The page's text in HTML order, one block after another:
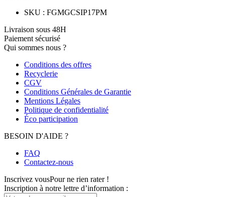
SKU : FGMGCSIP17PM
Livraison sous 48H
Paiement sécurisé
Qui sommes nous ?
Conditions des offres
Recyclerie
CGV
Conditions Générales de Garantie
Mentions Légales
Politique de confidentialité
Éco participation
BESOIN D'AIDE ?
FAQ
Contactez-nous
Inscrivez vousPour ne rien rater !
Inscription à notre lettre d’information :